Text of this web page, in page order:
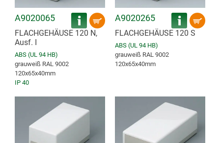
A9020065
FLACHGEHÄUSE 120 N,
Ausf. I
ABS (UL 94 HB)
grauweiß RAL 9002
120x65x40mm
IP 40
A9020265
FLACHGEHÄUSE 120 S
ABS (UL 94 HB)
grauweiß RAL 9002
120x65x40mm